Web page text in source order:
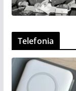
Telefonia